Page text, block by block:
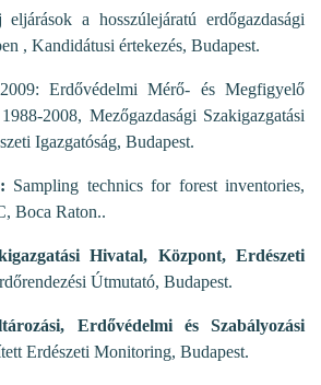
a hosszúlejáratú erdőgazdasági
, Kandidátusi értekezés, Budapest.
Erdővédelmi Mérő- és Megfigyelő
2008, Mezőgazdasági Szakigazgatási
Igazgatóság, Budapest.
: Sampling technics for forest inventories,
Boca Raton..
Hivatal, Központ, Erdészeti
Útmutató, Budapest.
Erdővédelmi és Szabályozási
Erdészeti Monitoring, Budapest.